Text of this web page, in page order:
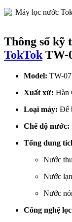
Thông số kỹ
TokTokTW-
Model: TW-
Xuất xứ: Hàn
Loại máy: Để
Chế độ nước:
Tổng dung
Nước
Nước
Nước
Công nghệ